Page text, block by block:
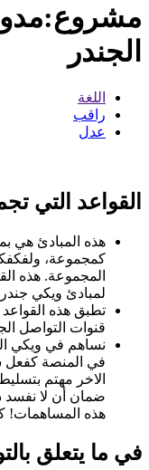
الجندر
اللغة
راقب
عدل
القواعد التي
هذه المبادئ هي
كمجموعة،
المجموعة. هذه
لمبادئ ويكي جندر
تطبق هذه
قنوات التواصل
نساهم في ويكي
في المنصة كفعل
الاخر مهتم
ضمان أن لا نفسد
هذه المساهمات!
في ما يتعلق